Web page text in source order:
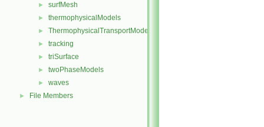
► surfMesh
► thermophysicalModels
► ThermophysicalTransportModels
► tracking
► triSurface
► twoPhaseModels
► waves
► File Members